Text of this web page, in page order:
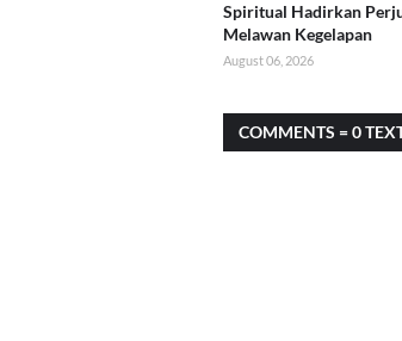
Spiritual Hadirkan
Melawan Kegelapan
August 06, 2026
COMMENTS = 0